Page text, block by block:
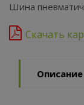
Шина
Скачать
Описание